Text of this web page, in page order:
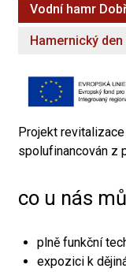
Vodní hamr
Hamernický den
Projekt
spolufinancován z
co u nás
plně funkční
expozici k